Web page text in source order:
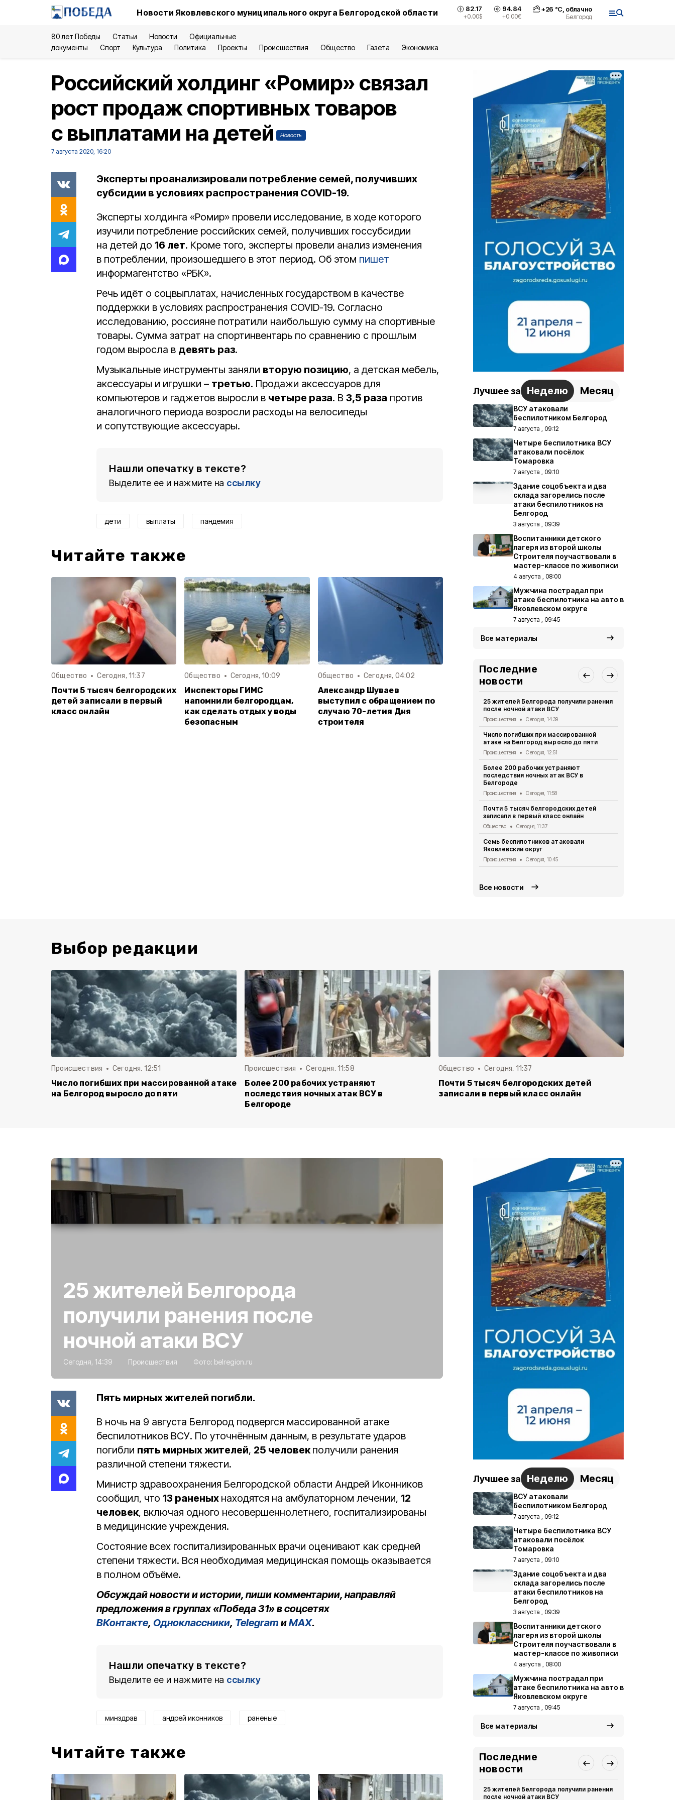
Новости Яковлевского муниципального округа Белгородской области 82.17
+0.00$
94.84
+0.00€
+26 °С, облачно
Белгород
80 лет Победы Статьи Новости
Официальные
документы
Спорт Культура Политика Проекты Происшествия Общество Газета Экономика
Российский холдинг «Ромир» связал
рост продаж спортивных товаров
с выплатами на детей
Новость
7 августа 2020, 16:20
Эксперты проанализировали потребление семей, получивших
субсидии в условиях распространения COVID-19.
Эксперты холдинга «Ромир» провели исследование, в ходе которого
изучили потребление российских семей, получивших госсубсидии
на детей до 16 лет. Кроме того, эксперты провели анализ изменения
в потреблении, произошедшего в этот период. Об этом пишет
информагентство «РБК».
Речь идёт о соцвыплатах, начисленных государством в качестве
поддержки в условиях распространения COVID-19. Согласно
исследованию, россияне потратили наибольшую сумму на спортивные
товары. Сумма затрат на спортинвентарь по сравнению с прошлым
годом выросла в девять раз.
Музыкальные инструменты заняли вторую позицию, а детская мебель,
аксессуары и игрушки – третью. Продажи аксессуаров для
компьютеров и гаджетов выросли в четыре раза. В 3,5 раза против
аналогичного периода возросли расходы на велосипеды
и сопутствующие аксессуары.
Нашли опечатку в тексте?
Выделите ее и нажмите на ссылку
дети выплаты пандемия
Читайте также
Общество Сегодня, 11:37
Почти 5 тысяч белгородских
детей записали в первый
класс онлайн
Общество Сегодня, 10:09
Инспекторы ГИМС
напомнили белгородцам,
как сделать отдых у воды
безопасным
Общество Сегодня, 04:02
Александр Шуваев
выступил с обращением по
случаю 70-летия Дня
строителя
Лучшее за Неделю Месяц
ВСУ атаковали
беспилотником Белгород
7 августа , 09:12
Четыре беспилотника ВСУ
атаковали посёлок
Томаровка
7 августа , 09:10
Здание соцобъекта и два
склада загорелись после
атаки беспилотников на
Белгород
3 августа , 09:39
Воспитанники детского
лагеря из второй школы
Строителя поучаствовали в
мастер-классе по живописи
4 августа , 08:00
Мужчина пострадал при
атаке беспилотника на авто в
Яковлевском округе
7 августа , 09:45
Все материалы
Последние
новости
25 жителей Белгорода получили ранения
после ночной атаки ВСУ
Происшествия Сегодня, 14:39
Число погибших при массированной
атаке на Белгород выросло до пяти
Происшествия Сегодня, 12:51
Более 200 рабочих устраняют
последствия ночных атак ВСУ в
Белгороде
Происшествия Сегодня, 11:58
Почти 5 тысяч белгородских детей
записали в первый класс онлайн
Общество Сегодня, 11:37
Семь беспилотников атаковали
Яковлевский округ
Происшествия Сегодня, 10:45
Все новости
Выбор редакции
Происшествия Сегодня, 12:51
Число погибших при массированной атаке
на Белгород выросло до пяти
Происшествия Сегодня, 11:58
Более 200 рабочих устраняют
последствия ночных атак ВСУ в
Белгороде
Общество Сегодня, 11:37
Почти 5 тысяч белгородских детей
записали в первый класс онлайн
25 жителей Белгорода
получили ранения после
ночной атаки ВСУ
Сегодня, 14:39 Происшествия Фото: belregion.ru
Пять мирных жителей погибли.
В ночь на 9 августа Белгород подвергся массированной атаке
беспилотников ВСУ. По уточнённым данным, в результате ударов
погибли пять мирных жителей, 25 человекполучили ранения
различной степени тяжести.
Министр здравоохранения Белгородской области Андрей Иконников
сообщил, что 13 раненых находятся на амбулаторном лечении, 12
человек, включая одного несовершеннолетнего, госпитализированы
в медицинские учреждения.
Состояние всех госпитализированных врачи оценивают как средней
степени тяжести. Вся необходимая медицинская помощь оказывается
в полном объёме.
Обсуждай новости и истории, пиши комментарии, направляй
предложения в группах «Победа 31» в соцсетях
ВКонтакте, Одноклассники, Telegram иMAX.
Нашли опечатку в тексте?
Выделите ее и нажмите на ссылку
минздрав андрей иконников раненые
Читайте также
Лучшее за Неделю Месяц
ВСУ атаковали
беспилотником Белгород
7 августа , 09:12
Четыре беспилотника ВСУ
атаковали посёлок
Томаровка
7 августа , 09:10
Здание соцобъекта и два
склада загорелись после
атаки беспилотников на
Белгород
3 августа , 09:39
Воспитанники детского
лагеря из второй школы
Строителя поучаствовали в
мастер-классе по живописи
4 августа , 08:00
Мужчина пострадал при
атаке беспилотника на авто в
Яковлевском округе
7 августа , 09:45
Все материалы
Последние
новости
25 жителей Белгорода получили ранения
после ночной атаки ВСУ